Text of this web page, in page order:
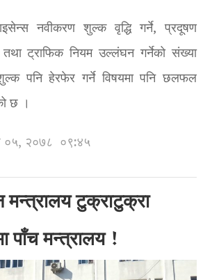
नवीकरण शुल्क वृद्धि गर्ने, प्रदूषण
ट्राफिक नियम उल्लंघन गर्नेको संख्या
पनि हेरफेर गर्ने विषयमा पनि छलफल
छ ।
०५, २०७८ ०९:४५
मन्त्रालय टुक्राटुक्रा
पाँच मन्त्रालय !